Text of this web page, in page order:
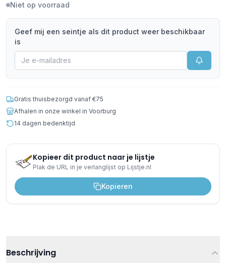
Niet op voorraad
Geef mij een seintje als dit product weer beschikbaar
is
Gratis thuisbezorgd vanaf €75
Afhalen in onze winkel in Voorburg
14 dagen bedenktijd
Kopieer dit product naar je lijstje
Plak de URL in je verlanglijst op Lijstje.nl
Kopieren
Beschrijving